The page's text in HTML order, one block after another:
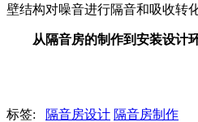
壁结构对噪音进行隔音和吸收转化
从隔音房的制作到安装设计
标签: 隔音房设计 隔音房制作